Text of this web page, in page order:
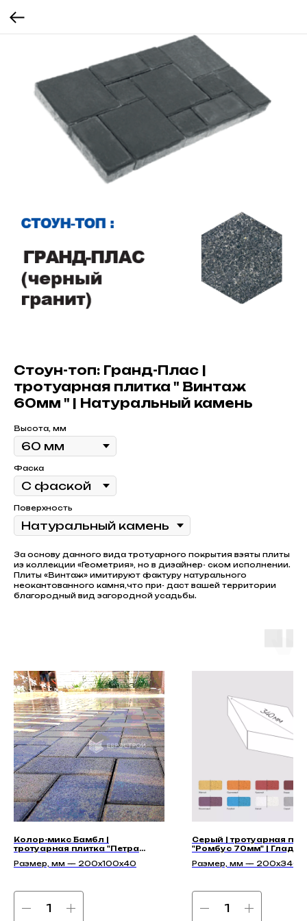
Стоун-топ: Гранд-Плас |
тротуарная плитка " Винтаж
60мм " | Натуральный камень
Высота, мм
Фаска
Поверхность
За основу данного вида тротуарного покрытия взяты плиты
из коллекции «Геометрия», но в дизайнер- ском исполнении.
Плиты «Винтаж» имитируют фактуру натурального
неокантованного камня,что при- даст вашей территории
благородный вид загородной усадьбы.
Колор-микс Бамбл |
тротуарная плитка "Петра
Размер, мм — 200x100x40
Серый | тротуарная
"Ромбус 70мм" |
Размер, мм —